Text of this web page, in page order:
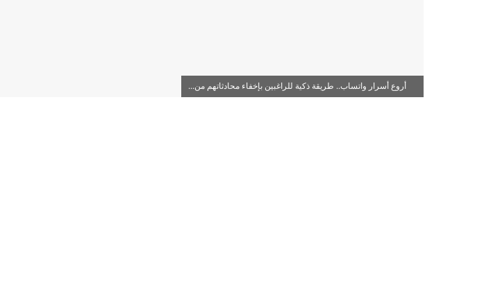
أروع أسرار واتساب.. طريقة ذكية للراغبين بإخفاء محادثاتهم من...